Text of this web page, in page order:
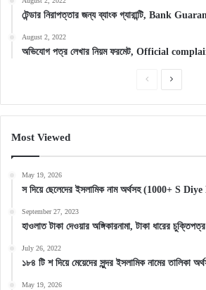
টেন্ডার নিরাপত্তার জন্য ব্যাংক গ্যারান্টি, Bank
August 2, 2022
অভিযোগ পত্র লেখার নিয়ম ফরমেট, Official
PreviousNext
Most Viewed
May 19, 2026
স দিয়ে ছেলেদের ইসলামিক নাম অর্থসহ (1000+ S
September 27, 2023
হাওলাত টাকা দেওয়ার অঙ্গিকারনামা, টাকা ধারের
July 26, 2022
১৮৪ টি শ দিয়ে মেয়েদের সুন্দর ইসলামিক নামের তালিকা
May 19, 2026